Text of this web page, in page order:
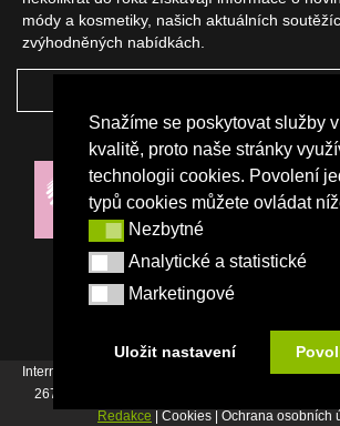
Snažíme se poskytovat služby
kvalitě, proto naše stránky
technologii cookies. Povolení
typů cookies můžete ovládat
NezbytnéNezbytné
Analytické a statistické
Analytické a statistické
Marketingové
Marketingové
Uložit nastavení
módy a kosmetiky, našich aktuálních
zvýhodněných nabídkách.
NAŠI PARTNEŘI
Internetový magazín Žena v autě vydává
26744007, Bořivojova 17, Praha 3, Tel. : +420 222
Redakce | Cookies | Ochrana osobních